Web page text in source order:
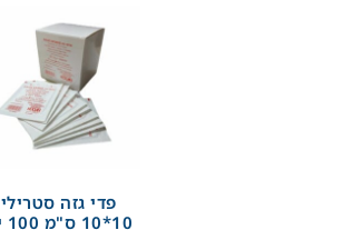
פדי גזה סטרילי
10*10 ס"מ 100 יח